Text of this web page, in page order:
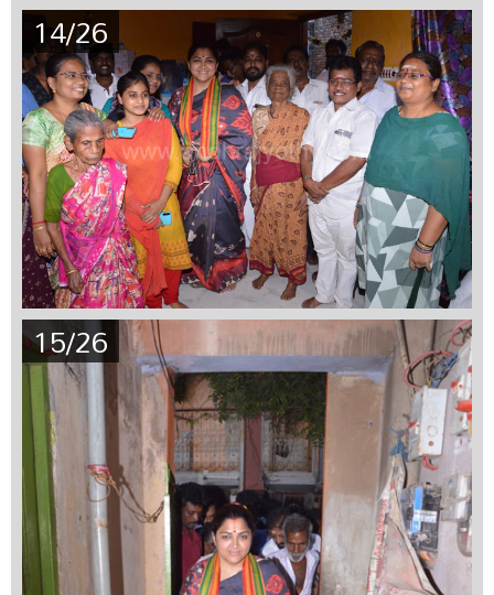
14/26
15/26